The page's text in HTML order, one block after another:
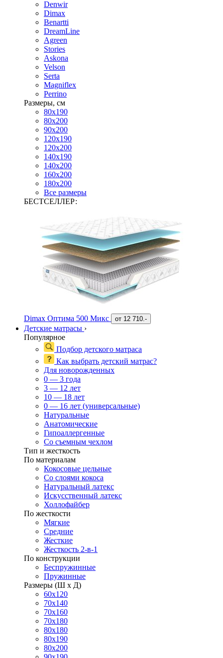
Denwir
Dimax
Benartti
DreamLine
Agreen
Stories
Askona
Velson
Serta
Magniflex
Perrino
Размеры, см
80х190
80х200
90х200
120х190
120х200
140х190
140х200
160х200
180х200
Все размеры
БЕСТСЕЛЛЕР:
Dimax Оптима 500 Микс от 12 710.-
Детские матрасы ›
Популярное
Подбор детского матраса
Как выбрать детский матрас?
Для новорожденных
0 — 3 года
3 — 12 лет
10 — 18 лет
0 — 16 лет (универсальные)
Натуральные
Анатомические
Гипоаллергенные
Со съемным чехлом
Тип и жесткость
По материалам
Кокосовые цельные
Со слоями кокоса
Натуральный латекс
Искусственный латекс
Холлофайбер
По жесткости
Мягкие
Средние
Жесткие
Жесткость 2-в-1
По конструкции
Беспружинные
Пружинные
Размеры (Ш х Д)
60х120
70х140
70х160
70х180
80х180
80х190
80х200